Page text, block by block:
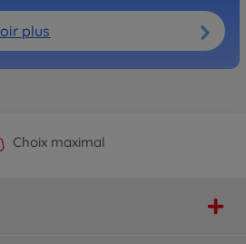
plus
officielle du fabricant
Choix maximal
personnalisé
Livraison rapide